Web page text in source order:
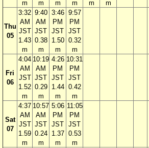
m
m
m
m
m
m
Thu
05
3:32
AM
JST
1.43
m
9:40
AM
JST
0.38
m
3:46
PM
JST
1.50
m
9:57
PM
JST
0.32
m
Fri
06
4:04
AM
JST
1.52
m
10:19
AM
JST
0.29
m
4:26
PM
JST
1.44
m
10:31
PM
JST
0.42
m
Sat
07
4:37
AM
JST
1.59
m
10:57
AM
JST
0.24
m
5:06
PM
JST
1.37
m
11:05
PM
JST
0.53
m